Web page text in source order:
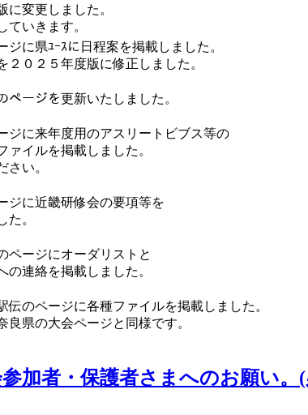
に変更しました。
ていきます。
ジに県ﾕｰｽに日程案を掲載しました。
２０２５年度版に修正しました。
ページを更新いたしました。
ジに来年度用のアスリートビブス等の
ァイルを掲載しました。
さい。
ジに近畿研修会の要項等を
た。
ページにオーダリストと
の連絡を掲載しました。
伝のページに各種ファイルを掲載しました。
良県の大会ページと同様です。
参加者・保護者さまへのお願い。